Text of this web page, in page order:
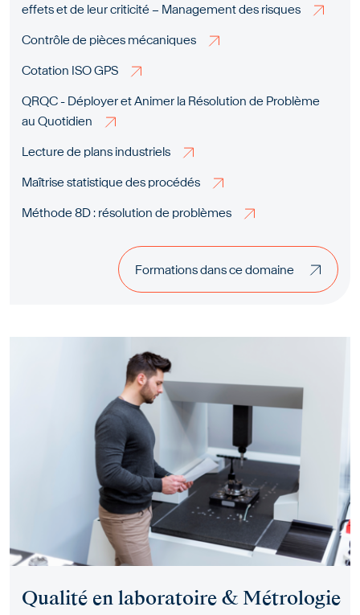
effets et de leur criticité – Management des risques
Contrôle de pièces mécaniques
Cotation ISO GPS
QRQC - Déployer et Animer la Résolution de Problème
au Quotidien
Lecture de plans industriels
Maîtrise statistique des procédés
Méthode 8D : résolution de problèmes
Formations dans ce domaine
Formations dans ce domaine
Qualité en laboratoire & Métrologie